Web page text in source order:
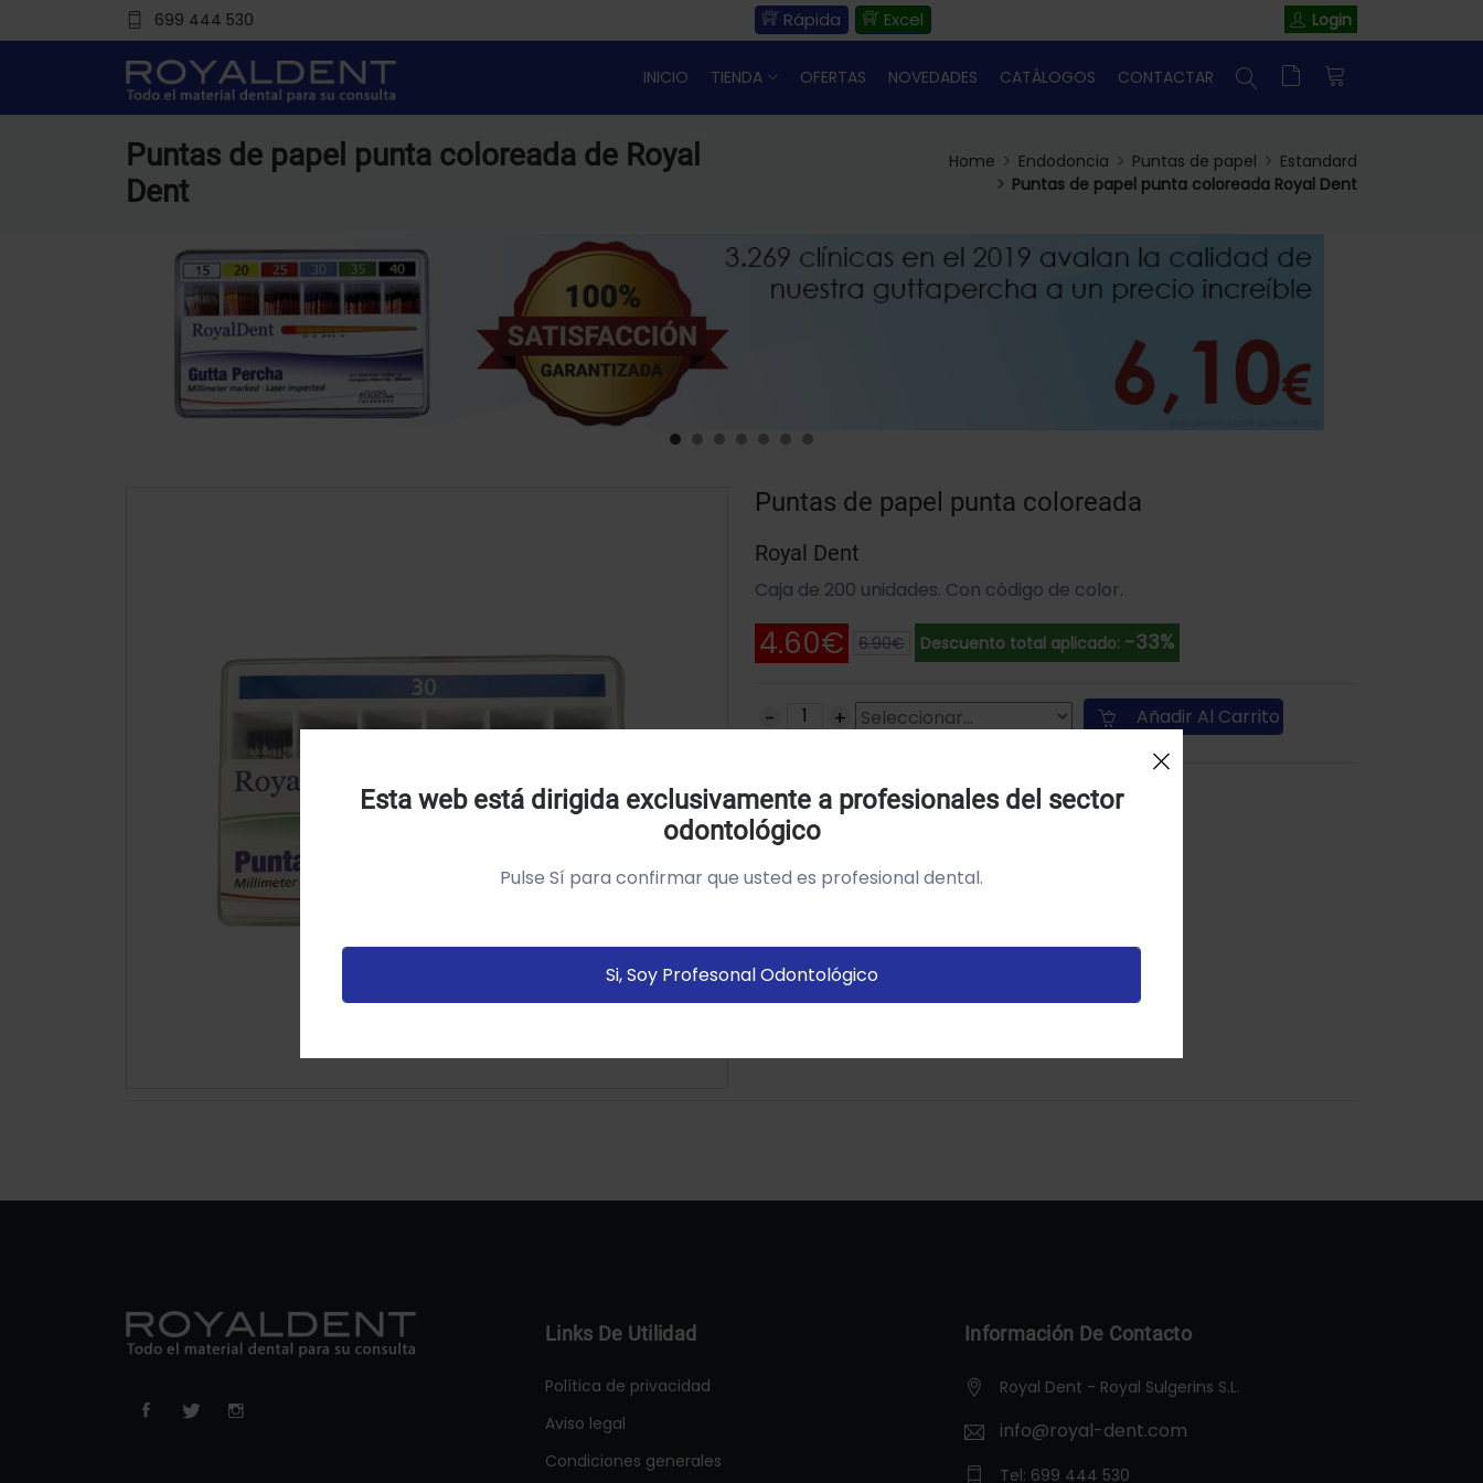
699 444 530 Rápida Excel Login
INICIO TIENDA OFERTAS NOVEDADES CATÁLOGOS CONTACTAR
Puntas de papel punta coloreada de Royal
Dent
Home Endodoncia Puntas de papel
Estandard
Puntas de papel punta coloreada Royal Dent
Puntas de papel punta coloreada
Royal Dent
Caja de 200 unidades. Con código de color.
4.60€ 6.90€ Descuento total aplicado: -33%
Añadir Al Carrito
SKU: MP201-603
Links De Utilidad
Política de privacidad
Aviso legal
Condiciones generales
Información De Contacto
Royal Dent - Royal Sulgerins S.L.
info@royal-dent.com
Tel: 699 444 530
Utilizamos cookies própias y de terceros para analizar el
tus preferencias sobre la base de un perfil elaborado a
vistitadas).Política de cookies
Esta web está dirigida exclusivamente a profesionales del sector
odontológico
Pulse Sí para confirmar que usted es profesional dental.
Si, Soy Profesonal Odontológico